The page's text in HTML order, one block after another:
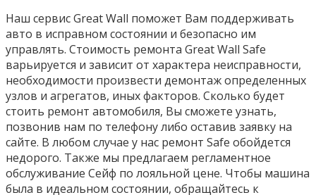
Наш сервис Great Wall поможет Вам поддерживать
авто в исправном состоянии и безопасно им
управлять. Стоимость ремонта Great Wall Safe
варьируется и зависит от характера неисправности,
необходимости произвести демонтаж определенных
узлов и агрегатов, иных факторов. Сколько будет
стоить ремонт автомобиля, Вы сможете узнать,
позвонив нам по телефону либо оставив заявку на
сайте. В любом случае у нас ремонт Safe обойдется
недорого. Также мы предлагаем регламентное
обслуживание Сейф по лояльной цене. Чтобы машина
была в идеальном состоянии, обращайтесь к